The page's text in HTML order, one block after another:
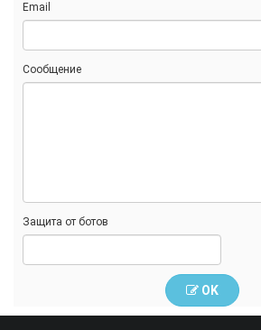
Email
Сообщение
Защита от ботов
OK